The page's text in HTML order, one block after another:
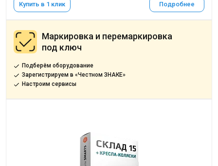
Купить в 1 клик Подробнее
Маркировка и перемаркировка
под ключ
Подберём оборудование
Зарегистрируем в «Честном ЗНАКЕ»
Настроим сервисы